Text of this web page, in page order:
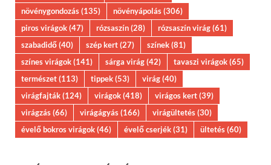
növénygondozás(135) növényápolás(306)
piros virágok(47) rózsaszín(28) rózsaszín virág(61)
szabadidő(40) szép kert(27) színek(81)
színes virágok(141) sárga virág(42) tavaszi virágok(65)
természet(113) tippek(53) virág(40)
virágfajták(124) virágok(418) virágos kert(39)
virágzás(66) virágágyás(166) virágültetés(30)
évelő bokros virágok(46) évelő cserjék(31) ültetés(60)